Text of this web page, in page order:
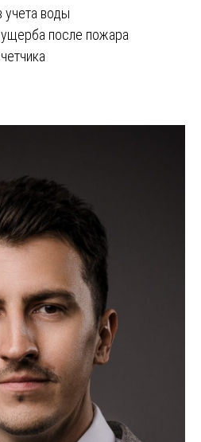
учета воды
после пожара